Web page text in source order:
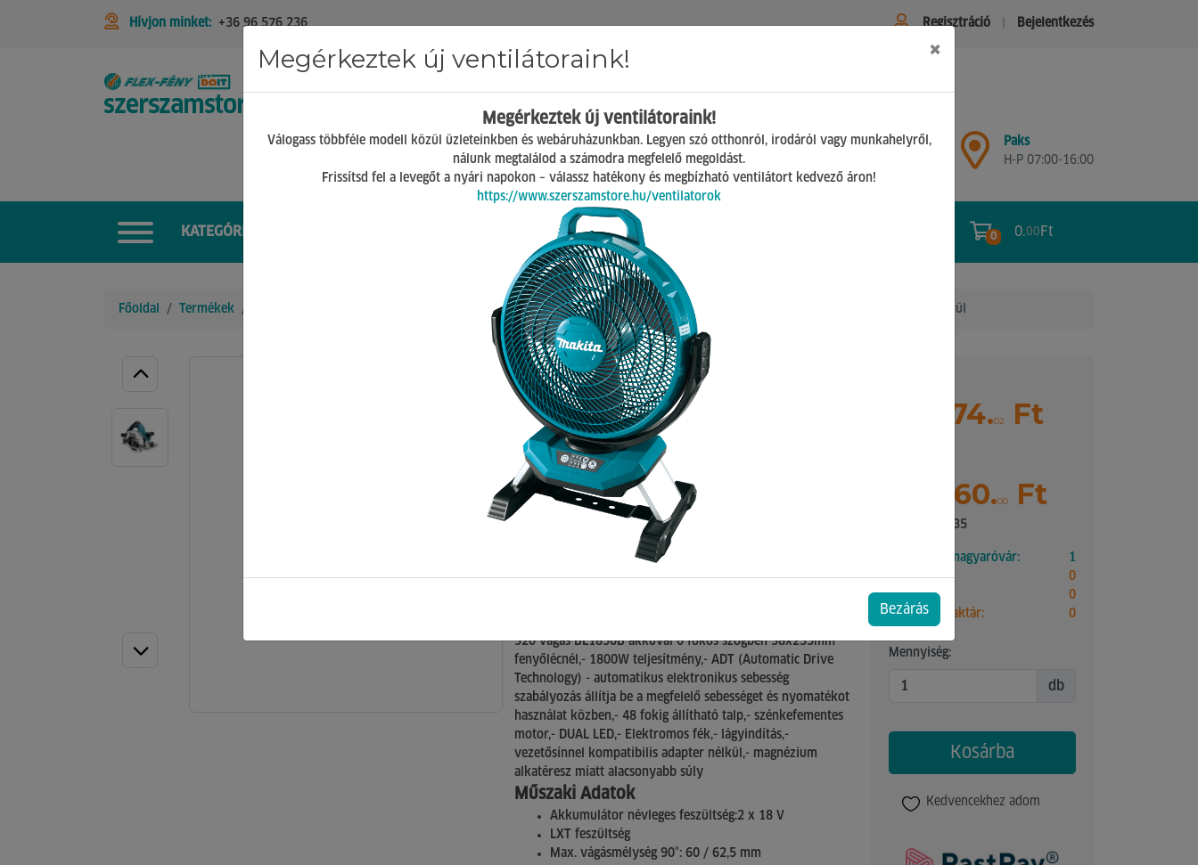
Hívjon minket: +36 96 576 236 Regisztráció Bejelentkezés
STIHL Hírek ÁSZF GY.I.K. Kapcsolat
Mosonmagyaróvár
H-P 07:00-17:00
Sz 08:00-12:00
Győr
Sz 08:00-12:00
Paks
H-P 07:00-16:00
KATEGÓRIÁK 0 0.00 Ft
Főoldal Termékek Akkumulátoros körfűrészek makita akkus körfűrész 190mm dhs782z akku és töltő nélkül
makita akkus körfűrész
190mm dhs782z akku és
töltő nélkül
0 értékelés >> (Kattintson ide az értékelések
megtekintéséhez, vagy értékelés írásához)
Cikkszám: 166145
320 vágás BL1850B akkuval 0 fokos szögben 38x235mm
fenyőlécnél,- 1800W teljesítmény,- ADT (Automatic Drive
Technology) - automatikus elektronikus sebesség
szabályozás állítja be a megfelelő sebességet és nyomatékot
használat közben,- 48 fokig állítható talp,- szénkefementes
motor,- DUAL LED,- Elektromos fék,- lágyindítás,-
vezetősínnel kompatibilis adapter nélkül,- magnézium
alkatéresz miatt alacsonyabb súly
Műszaki Adatok
Akkumulátor névleges feszültség:2 x 18 V
LXT feszültség
Max. vágásmélység 90°: 60 / 62,5 mm
95 874.02 Ft
121 760.00 Ft
Pontok: 2 435
Mosonmagyaróvár:
1
Győr:
0
Paks:
0
Külső raktár:
0
Mennyiség:
db
Kosárba
Kedvencekhez adom
Megérkeztek új ventilátoraink! ×
Megérkeztek új ventilátoraink!
Válogass többféle modell közül üzleteinkben és webáruházunkban. Legyen szó otthonról, irodáról vagy munkahelyről,
nálunk megtalálod a számodra megfelelő megoldást.
Frissítsd fel a levegőt a nyári napokon – válassz hatékony és megbízható ventilátort kedvező áron!
https://www.szerszamstore.hu/ventilatorok
Bezárás